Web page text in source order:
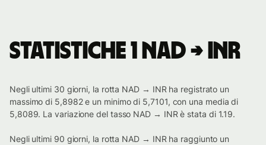
Statistiche 1 NAD → INR
Negli ultimi 30 giorni, la rotta NAD → INR ha registrato un
massimo di 5,8982 e un minimo di 5,7101, con una media di
5,8089. La variazione del tasso NAD → INR è stata di 1.19.
Negli ultimi 90 giorni, la rotta NAD → INR ha raggiunto un